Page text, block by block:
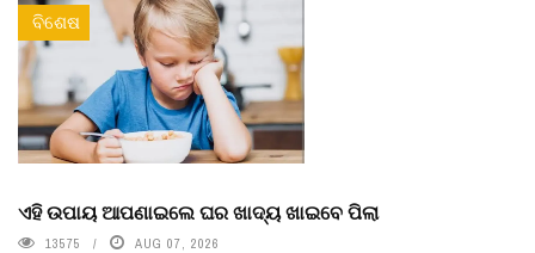
ବିଶେଷ
ଏହି ଉପାୟ ଆପଣାଇଲେ ଘର ଖାଦ୍ୟ ଖାଇବେ ପିଲା
13575 AUG 07, 2026